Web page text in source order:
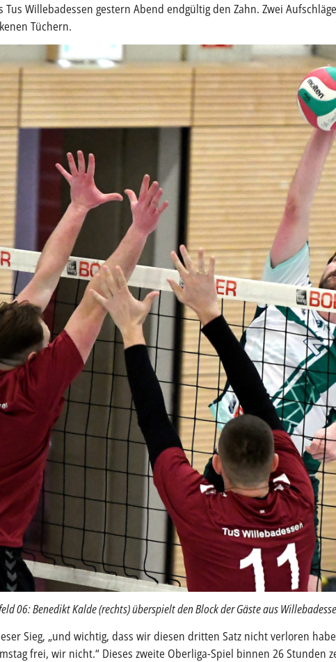
Tus Willebadessen gestern Abend endgültig den Zahn. Zwei
Tüchern.
06: Benedikt Kalde (rechts) überspielt den Block der Gäste aus
Sieg, „und wichtig, dass wir diesen dritten Satz nicht verloren
frei, wir nicht.“ Dieses zweite Oberliga-Spiel binnen 26 Stunden